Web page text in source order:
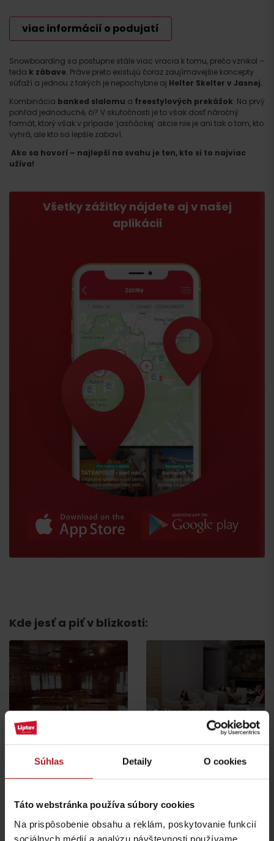
Súhlas Detaily O cookies
Táto webstránka používa súbory cookies
Na prispôsobenie obsahu a reklám, poskytovanie funkcií
sociálnych médií a analýzu návštevnosti používame
Snowboarding sa postupne stále viac vracia k tomu, prečo vznikol –
teda k zábave. Práve preto existujú čoraz zaujímavejšie koncepty
súťaží a jednou z takých je nepochybne aj Helter Skelter v Jasnej.
Kombinácia banked slalomu a freestylových prekážok. Na prvý
pohľad jednoduché, či? V skutočnosti je to však dosť náročný
formát, ktorý však v prípade ‘jasňáckej‘ akcie nie je ani tak o tom, kto
vyhrá, ale kto sa lepšie zabaví.
Ako sa hovorí – najlepší na svahu je ten, kto si to najviac
užíva!
Všetky zážitky nájdete aj v našej
aplikácii
viac informácií o podujatí
Kde jesť a piť v blízkosti:
Jánošíkova koliba
Liptovská Osada
Reštaurácia a kaviareň
Liptovská Osada